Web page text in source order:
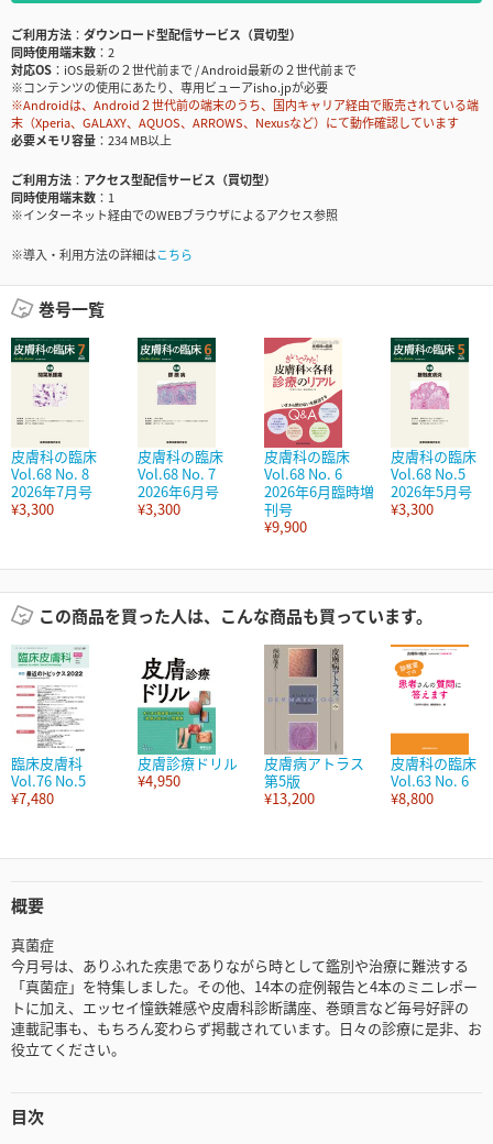
ご利用方法
ダウンロード型配信サービス（買切型）
同時使用端末数
2
対応OS
iOS最新の２世代前まで / Android最新の２世代前まで
※コンテンツの使用にあたり、専用ビューアisho.jpが必要
※Androidは、Android２世代前の端末のうち、国内キャリア経由で販売されている端
末（Xperia、GALAXY、AQUOS、ARROWS、Nexusなど）にて動作確認しています
必要メモリ容量
234 MB以上
ご利用方法
アクセス型配信サービス（買切型）
同時使用端末数
1
※インターネット経由でのWEBブラウザによるアクセス参照
※導入・利用方法の詳細はこちら
巻号一覧
皮膚科の臨床
Vol.68 No. 8
2026年7月号
¥3,300
皮膚科の臨床
Vol.68 No. 7
2026年6月号
¥3,300
皮膚科の臨床
Vol.68 No. 6
2026年6月臨時増
刊号
¥9,900
皮膚科の臨床
Vol.68 No.5
2026年5月号
¥3,300
この商品を買った人は、こんな商品も買っています。
臨床皮膚科
Vol.76 No.5
¥7,480
皮膚診療ドリル
¥4,950
皮膚病アトラス
第5版
¥13,200
皮膚科の臨床
Vol.63 No. 6
¥8,800
概要
真菌症
今月号は、ありふれた疾患でありながら時として鑑別や治療に難渋する
「真菌症」を特集しました。その他、14本の症例報告と4本のミニレポー
トに加え、エッセイ憧鉄雑感や皮膚科診断講座、巻頭言など毎号好評の
連載記事も、もちろん変わらず掲載されています。日々の診療に是非、お
役立てください。
目次